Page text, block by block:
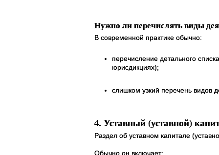
Нужно ли перечислять виды
В современной практике обычно:
перечисление детального
юрисдикциях);
слишком узкий перечень видов
4. Уставный (уставной)
Раздел об уставном капитале
Обычно он включает: